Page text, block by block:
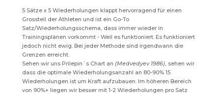
5 Sätze x 5 Wiederholungen klappt hervorragend für einen
Grossteil der Athleten und ist ein Go-To
Satz/Wiederholungsschema, dass immer wieder in
Trainingsplänen vorkommt - Weil es funktioniert. Es funktioniert
jedoch nicht ewig. Bei jeder Methode sind irgendwann die
Grenzen erreicht.
Sehen wir uns Prilepin´s Chart an (Medvedyev 1986), sehen wir
dass die optimale Wiederholungsanzahl an 80-90% 15
Wiederholungen ist um Kraft aufzubauen. Im höheren Bereich
von 90%+ liegen wir besser mit 1-2 Wiederholungen pro Satz